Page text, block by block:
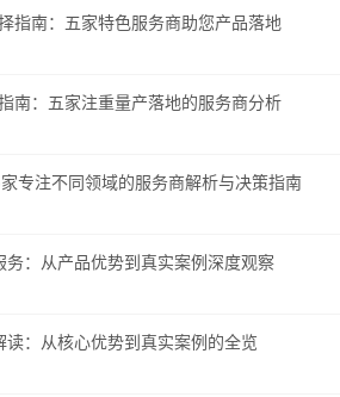
指南：五家特色服务商助您产品落地
南：五家注重量产落地的服务商分析
专注不同领域的服务商解析与决策指南
：从产品优势到真实案例深度观察
：从核心优势到真实案例的全览